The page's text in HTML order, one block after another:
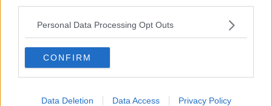
Personal Data Processing Opt Outs
CONFIRM
Data Deletion Data Access Privacy Policy
L’intera superficie calpestabile della piazza sarà ripavimentata con
manto drenante, in particolare: la porzione centrale e i vialetti
intermedi in asfalto drenante rifinito con manto di usura in inerti a
rifacimento del marciapiede perimetrale.
all’interno della piazza, ad integrazione dell’assetto attuale